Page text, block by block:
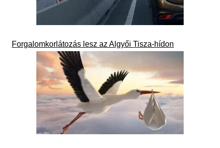
Forgalomkorlátozás lesz az Algyői Tisza-hídon